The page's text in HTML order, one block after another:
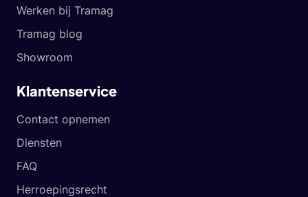
Werken bij Tramag
Tramag blog
Showroom
Klantenservice
Contact opnemen
Diensten
FAQ
Herroepingsrecht